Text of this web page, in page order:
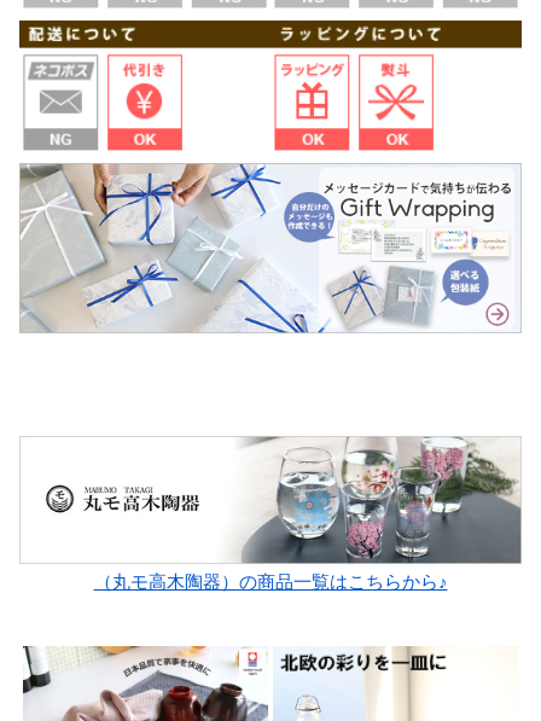
（丸モ高木陶器）の商品一覧はこちらから♪